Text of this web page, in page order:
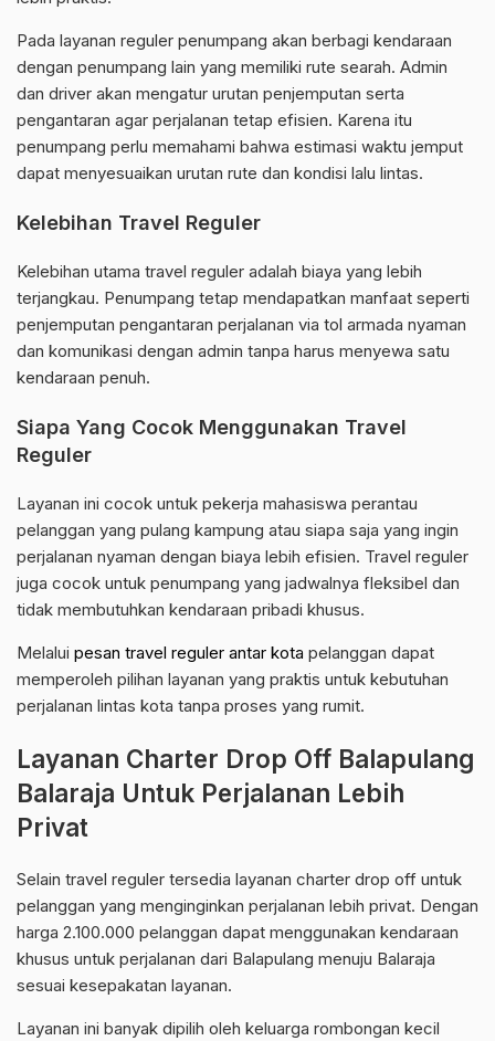
Pada layanan reguler penumpang akan berbagi kendaraan
dengan penumpang lain yang memiliki rute searah. Admin
dan driver akan mengatur urutan penjemputan serta
pengantaran agar perjalanan tetap efisien. Karena itu
penumpang perlu memahami bahwa estimasi waktu jemput
dapat menyesuaikan urutan rute dan kondisi lalu lintas.
Kelebihan Travel Reguler
Kelebihan utama travel reguler adalah biaya yang lebih
terjangkau. Penumpang tetap mendapatkan manfaat seperti
penjemputan pengantaran perjalanan via tol armada nyaman
dan komunikasi dengan admin tanpa harus menyewa satu
kendaraan penuh.
Siapa Yang Cocok Menggunakan Travel
Reguler
Layanan ini cocok untuk pekerja mahasiswa perantau
pelanggan yang pulang kampung atau siapa saja yang ingin
perjalanan nyaman dengan biaya lebih efisien. Travel reguler
juga cocok untuk penumpang yang jadwalnya fleksibel dan
tidak membutuhkan kendaraan pribadi khusus.
Melalui pesan travel reguler antar kota pelanggan dapat
memperoleh pilihan layanan yang praktis untuk kebutuhan
perjalanan lintas kota tanpa proses yang rumit.
Layanan Charter Drop Off Balapulang
Balaraja Untuk Perjalanan Lebih
Privat
Selain travel reguler tersedia layanan charter drop off untuk
pelanggan yang menginginkan perjalanan lebih privat. Dengan
harga 2.100.000 pelanggan dapat menggunakan kendaraan
khusus untuk perjalanan dari Balapulang menuju Balaraja
sesuai kesepakatan layanan.
Layanan ini banyak dipilih oleh keluarga rombongan kecil